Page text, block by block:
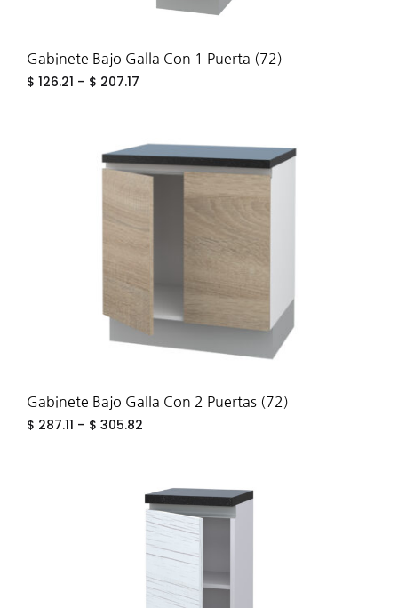
Gabinete Bajo Galla Con 1 Puerta (72)
$ 126.21 – $ 207.17
Gabinete Bajo Galla Con 2 Puertas (72)
$ 287.11 – $ 305.82